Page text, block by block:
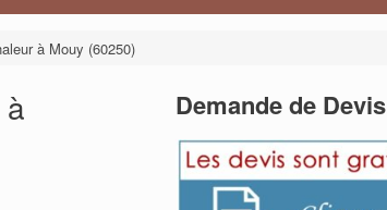
à Mouy (60250)
Demande de Devis